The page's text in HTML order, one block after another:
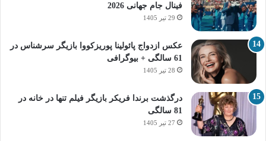
فینال جام جهانی 2026
29 تیر 1405
عکس ازدواج پائولینا پوریزکووا بازیگر سرشناس در
61 سالگی + بیوگرافی
28 تیر 1405
درگذشت برندا فریکر بازیگر فیلم تنها در خانه در
81 سالگی
27 تیر 1405